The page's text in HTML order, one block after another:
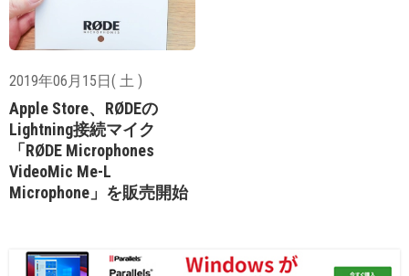
2019年06月15日( 土 )
Apple Store、RØDEの
Lightning接続マイク
「RØDE Microphones
VideoMic Me-L
Microphone」を販売開始